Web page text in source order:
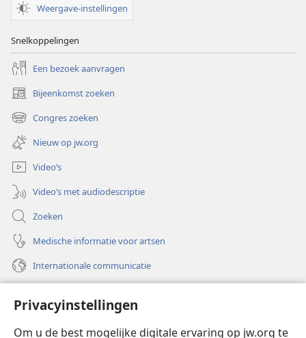
Privacyinstellingen
Om u de best mogelijke digitale ervaring op jw.org te
Weergave-instellingen
Snelkoppelingen
Een bezoek aanvragen
Bijeenkomst zoeken
(opent
nieuw
venster)
Congres zoeken
(opent
nieuw
venster)
Nieuw op jw.org
Video’s
Video’s met audiodescriptie
Zoeken
Medische informatie voor artsen
Internationale communicatie
(opent